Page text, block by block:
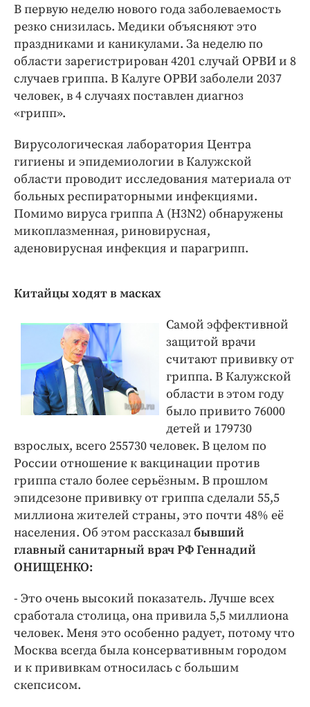
Работодатель года
В первую неделю нового года заболеваемость
резко снизилась. Медики объясняют это
праздниками и каникулами. За неделю по
области зарегистрирован 4201 случай ОРВИ и 8
случаев гриппа. В Калуге ОРВИ заболели 2037
человек, в 4 случаях поставлен диагноз
«грипп».
Вирусологическая лаборатория Центра
гигиены и эпидемиологии в Калужской
области проводит исследования материала от
больных респираторными инфекциями.
Помимо вируса гриппа А (H3N2) обнаружены
микоплазменная, риновирусная,
аденовирусная инфекция и парагрипп.
Китайцы ходят в масках
Самой эффективной
защитой врачи
считают прививку от
гриппа. В Калужской
области в этом году
было привито 76000
детей и 179730
взрослых, всего 255730 человек. В целом по
России отношение к вакцинации против
гриппа стало более серьёзным. В прошлом
эпидсезоне прививку от гриппа сделали 55,5
миллиона жителей страны, это почти 48% её
населения. Об этом рассказалбывший
главный санитарный врач РФ Геннадий
ОНИЩЕНКО:
- Это очень высокий показатель. Лучше всех
сработала столица, она привила 5,5 миллиона
человек. Меня это особенно радует, потому что
Москва всегда была консервативным городом
и к прививкам относилась с большим
скепсисом.